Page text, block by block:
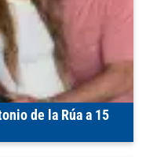
de la Rúa a 15